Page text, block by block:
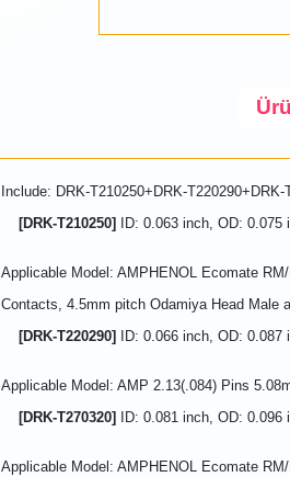
Include: DRK-T210250+DRK-
[DRK-T210250] ID: 0.063 inch, OD: 0.075
Applicable Model: AMPHENOL Ecomate
Contacts, 4.5mm pitch Odamiya Head Male
[DRK-T220290] ID: 0.066 inch, OD: 0.087
Applicable Model: AMP 2.13(.084) Pins
[DRK-T270320] ID: 0.081 inch, OD: 0.096
Applicable Model: AMPHENOL Ecomate